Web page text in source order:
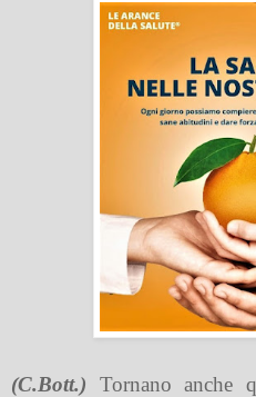
(C.Bott.) Tornano anche